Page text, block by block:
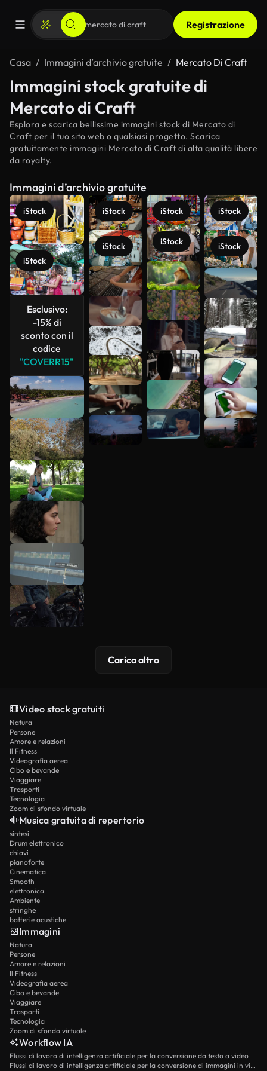
Registrazione
Casa Immagini d’archivio gratuite Mercato Di Craft
Immagini stock gratuite di
Mercato di Craft
Esplora e scarica bellissime immagini stock di Mercato di
Craft per il tuo sito web o qualsiasi progetto. Scarica
gratuitamente immagini Mercato di Craft di alta qualità libere
da royalty.
Immagini d’archivio gratuite
iStock
iStock
Esclusivo:
-15% di
sconto con il
codice
"COVERR15"
iStock
iStock
iStock
iStock
iStock
iStock
Scopri di
più
Carica altro
Video stock gratuiti
Natura
Persone
Amore e relazioni
Il Fitness
Videografia aerea
Cibo e bevande
Viaggiare
Trasporti
Tecnologia
Zoom di sfondo virtuale
Musica gratuita di repertorio
sintesi
Drum elettronico
chiavi
pianoforte
Cinematica
Smooth
elettronica
Ambiente
stringhe
batterie acustiche
Immagini
Natura
Persone
Amore e relazioni
Il Fitness
Videografia aerea
Cibo e bevande
Viaggiare
Trasporti
Tecnologia
Zoom di sfondo virtuale
Workflow IA
Flussi di lavoro di intelligenza artificiale per la conversione da testo a video
Flussi di lavoro di intelligenza artificiale per la conversione di immagini in video